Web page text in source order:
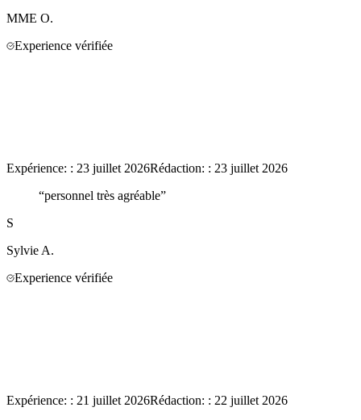
MME O.
Experience vérifiée
Expérience: : 23 juillet 2026Rédaction: : 23 juillet 2026
“personnel très agréable”
S
Sylvie A.
Experience vérifiée
Expérience: : 21 juillet 2026Rédaction: : 22 juillet 2026